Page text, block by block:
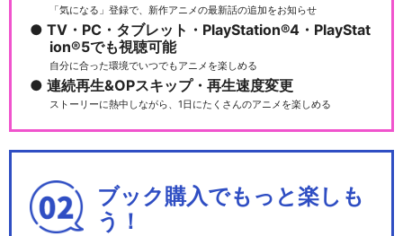
「気になる」登録で、新作アニメの最新話の追加をお知らせ
TV・PC・タブレット・PlayStation®4・PlayStat
ion®5でも視聴可能
自分に合った環境でいつでもアニメを楽しめる
連続再生&OPスキップ・再生速度変更
ストーリーに熱中しながら、1日にたくさんのアニメを楽しめる
ブック購入でもっと楽しも
う！